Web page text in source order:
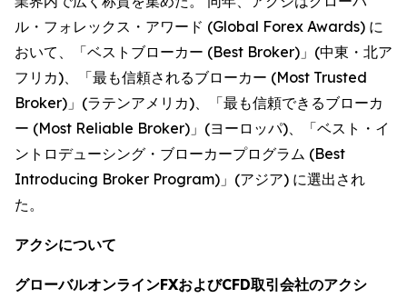
ル・フォレックス・アワード (Global Forex Awards) に
おいて、「ベストブローカー (Best Broker)」(中東・北ア
フリカ)、「最も信頼されるブローカー (Most Trusted
Broker)」(ラテンアメリカ)、「最も信頼できるブローカ
ー (Most Reliable Broker)」(ヨーロッパ)、「ベスト・イ
ントロデューシング・ブローカープログラム (Best
Introducing Broker Program)」(アジア) に選出され
た。
アクシについて
グローバルオンラインFXおよびCFD取引会社のアクシ